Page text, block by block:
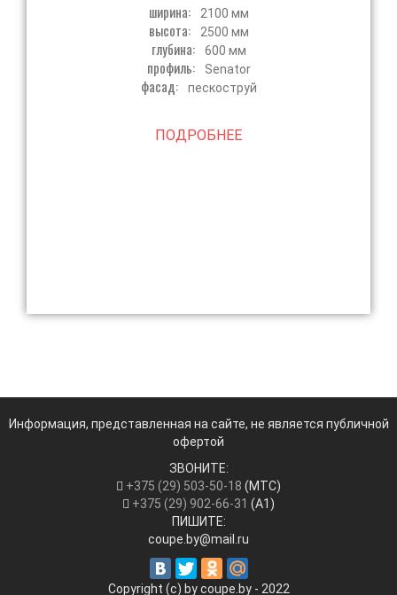
ширина: 2100 мм
высота: 2500 мм
глубина: 600 мм
профиль: Senator
фасад: пескоструй
ПОДРОБНЕЕ
Информация, представленная на сайте, не является публичной
офертой
ЗВОНИТЕ:
+375 (29) 503-50-18 (МТС)
+375 (29) 902-66-31 (А1)
ПИШИТЕ:
coupe.by@mail.ru
Copyright (c) by coupe.by - 2022